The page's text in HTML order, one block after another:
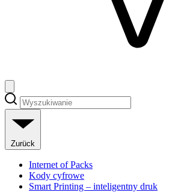
Zurück
Internet of Packs
Kody cyfrowe
Smart Printing – inteligentny druk